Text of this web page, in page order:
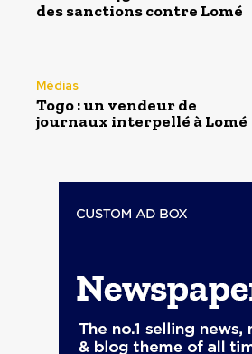
des sanctions contre Lomé
Médias
Togo : un vendeur de
journaux interpellé à Lomé